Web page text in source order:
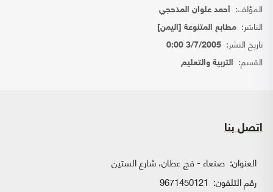
المؤلف: أحمد علوان المذحجي
الناشر: مطابع المتنوعة [اليمن]
تاريخ النشر: 3/7/2005 0:00
القسم: التربية والتعليم
اتصل بنا
العنوان: صنعاء - فج عطان، شارع الستين
رقم التلفون: 9671450121